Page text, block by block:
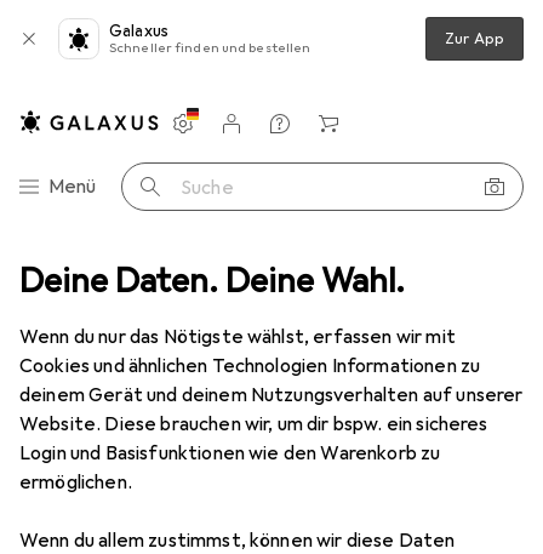
Deine Daten. Deine Wahl.
Wenn du nur das Nötigste wählst, erfassen wir mit
Cookies und ähnlichen Technologien Informationen zu
deinem Gerät und deinem Nutzungsverhalten auf unserer
Website. Diese brauchen wir, um dir bspw. ein sicheres
Login und Basisfunktionen wie den Warenkorb zu
ermöglichen.
Wenn du allem zustimmst, können wir diese Daten
Galaxus
Schneller finden und bestellen Zur App
Navigation nach Kategorien
Menü Suche
Einstellungen
Kundenkonto
Vergleichslisten
Merklisten
Warenkorb
Hüllen + Schutz Notebooktasche Noreve Lederschutzhülle
2 Bilder
−6%
NoreveLederschutzhülle
EUR
159,–